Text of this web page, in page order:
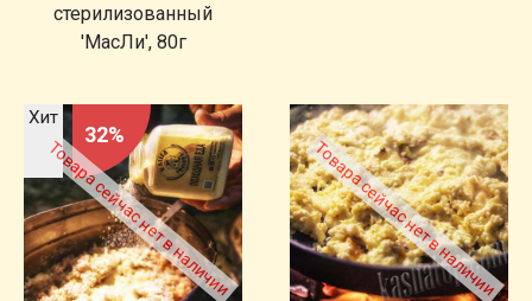
стерилизованный
'МасЛи', 80г
Хит
32%
Товара сейчас нет в наличии Товара сейчас нет в наличии